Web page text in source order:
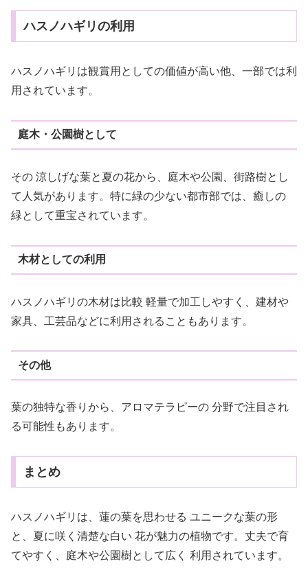
ハスノハギリの利用
ハスノハギリは観賞用としての価値が高い他、一部では利
用されています。
庭木・公園樹として
その 涼しげな葉と夏の花から、庭木や公園、街路樹とし
て人気があります。特に緑の少ない都市部では、癒しの
緑として重宝されています。
木材としての利用
ハスノハギリの木材は比較 軽量で加工しやすく、建材や
家具、工芸品などに利用されることもあります。
その他
葉の独特な香りから、アロマテラピーの 分野で注目され
る可能性もあります。
まとめ
ハスノハギリは、蓮の葉を思わせる ユニークな葉の形
と、夏に咲く清楚な白い 花が魅力の植物です。丈夫で育
てやすく、庭木や公園樹として広く 利用されています。